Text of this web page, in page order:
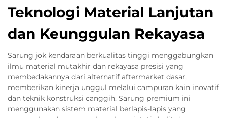
Teknologi Material Lanjutan
dan Keunggulan Rekayasa
Sarung jok kendaraan berkualitas tinggi menggabungkan
ilmu material mutakhir dan rekayasa presisi yang
membedakannya dari alternatif aftermarket dasar,
memberikan kinerja unggul melalui campuran kain inovatif
dan teknik konstruksi canggih. Sarung premium ini
menggunakan sistem material berlapis-lapis yang